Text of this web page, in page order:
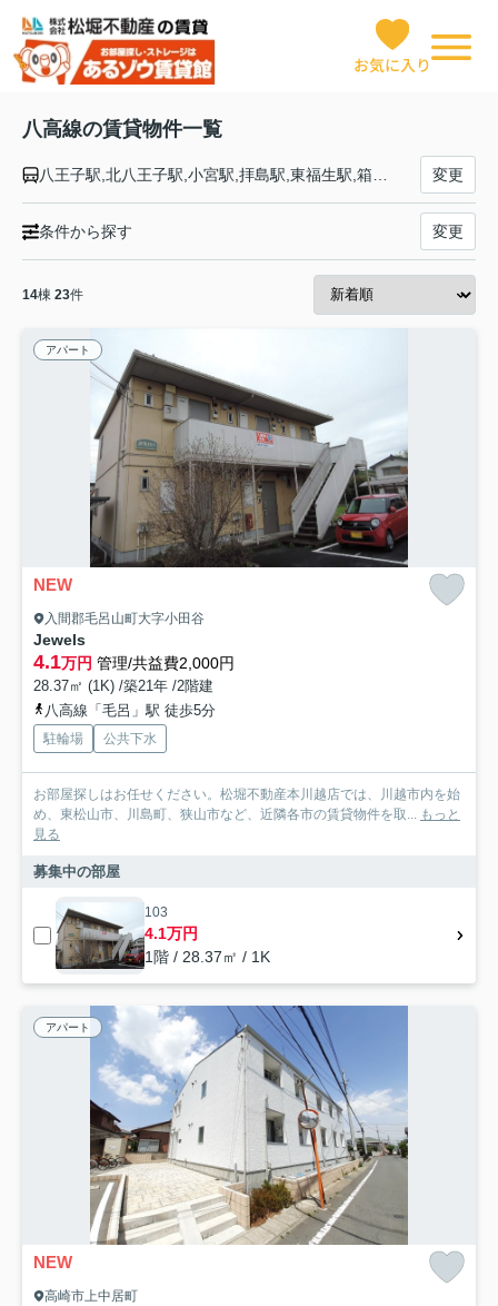
お気に入り
八高線の賃貸物件一覧
変更
条件から探す 変更
14棟 23件
アパート
NEW
入間郡毛呂山町大字小田谷
Jewels
4.1万円 管理/共益費2,000円
28.37㎡ (1K) /築21年 /2階建
八高線「毛呂」駅 徒歩5分
駐輪場 公共下水
お部屋探しはお任せください。松堀不動産本川越店では、川越市内を始
め、東松山市、川島町、狭山市など、近隣各市の賃貸物件を取... もっと
見る
募集中の部屋
103
4.1万円
1階 / 28.37㎡ / 1K
アパート
NEW
高崎市上中居町